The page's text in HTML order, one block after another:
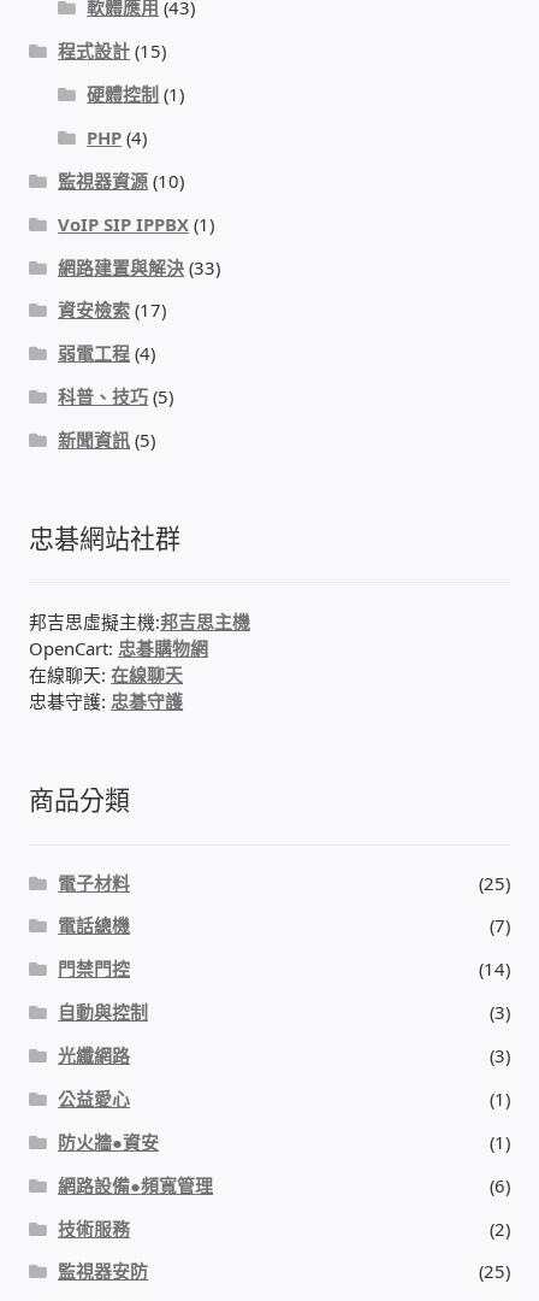
軟體應用 (43)
程式設計 (15)
硬體控制 (1)
PHP (4)
監視器資源 (10)
VoIP SIP IPPBX (1)
網路建置與解決 (33)
資安檢索 (17)
弱電工程 (4)
科普、技巧 (5)
新聞資訊 (5)
忠碁網站社群
邦吉思虛擬主機:邦吉思主機
OpenCart:忠碁購物網
在線聊天:在線聊天
忠碁守護:忠碁守護
商品分類
電子材料
(25)
電話總機
(7)
門禁門控
(14)
自動與控制
(3)
光纖網路
(3)
公益愛心
(1)
防火牆●資安
(1)
網路設備●頻寬管理
(6)
技術服務
(2)
監視器安防
(25)